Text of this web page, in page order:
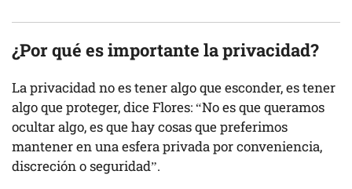
¿Por qué es importante la privacidad?
La privacidad no es tener algo que esconder, es tener
algo que proteger, dice Flores: “No es que queramos
ocultar algo, es que hay cosas que preferimos
mantener en una esfera privada por conveniencia,
discreción o seguridad”.